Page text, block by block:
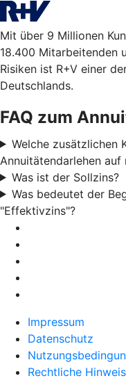
Mit über 9 Millionen
18.400 Mitarbeitenden
Risiken ist R+V einer
Deutschlands.
FAQ zum
Welche zusätzlichen
Annuitätendarlehen auf
Was ist der Sollzins?
Was bedeutet der
"Effektivzins"?
Impressum
Datenschutz
Rechtliche